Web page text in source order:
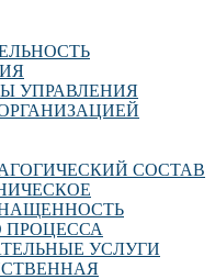
УПРАВЛЕНИЯ
СОСТАВ
ПРОЦЕССА
УСЛУГИ